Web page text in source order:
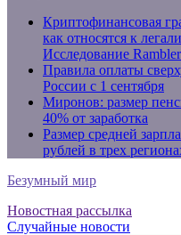
Криптофинансовая
как относятся к
Исследование
Правила оплаты
России с 1 сентября
Миронов: размер
40% от заработка
Размер средней
рублей в трех
Безумный мир
Новостная рассылка
Случайные новости